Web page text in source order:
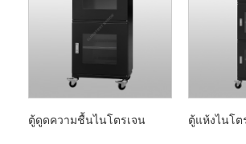
ตู้ดูดความชื้นไนโตรเจน ตู้แห้งไนโต